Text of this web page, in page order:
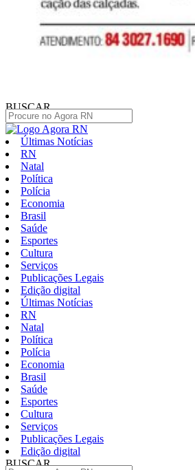
BUSCAR
Últimas Notícias
RN
Natal
Política
Polícia
Economia
Brasil
Saúde
Esportes
Cultura
Serviços
Publicações Legais
Edição digital
Últimas Notícias
RN
Natal
Política
Polícia
Economia
Brasil
Saúde
Esportes
Cultura
Serviços
Publicações Legais
Edição digital
BUSCAR